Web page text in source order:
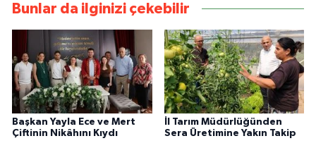
Bunlar da ilginizi çekebilir
Başkan Yayla Ece ve Mert
Çiftinin Nikâhını Kıydı
İl Tarım Müdürlüğünden
Sera Üretimine Yakın Takip